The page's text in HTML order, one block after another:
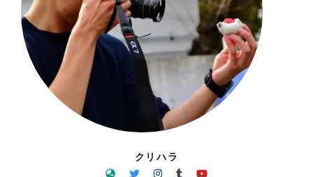
クリハラ